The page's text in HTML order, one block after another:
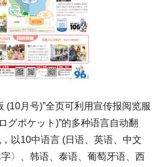
月号)”全页可利用宣传报阅览服
グポケット)”的多种语言自动翻
以10中语言 (日语、英语、中文
字〉、韩语、泰语、葡萄牙语、西